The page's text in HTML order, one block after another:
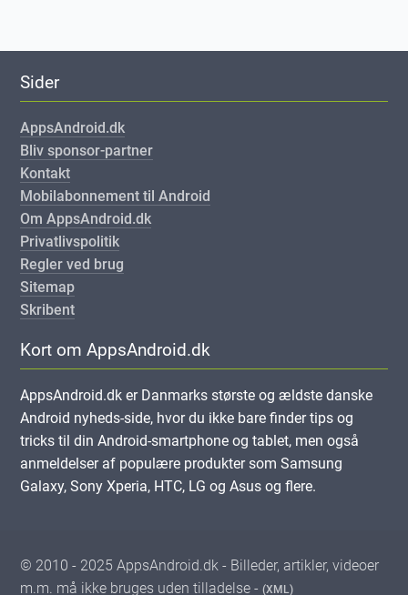
Sider
AppsAndroid.dk
Bliv sponsor-partner
Kontakt
Mobilabonnement til Android
Om AppsAndroid.dk
Privatlivspolitik
Regler ved brug
Sitemap
Skribent
Kort om AppsAndroid.dk
AppsAndroid.dk er Danmarks største og ældste danske
Android nyheds-side, hvor du ikke bare finder tips og
tricks til din Android-smartphone og tablet, men også
anmeldelser af populære produkter som Samsung
Galaxy, Sony Xperia, HTC, LG og Asus og flere.
© 2010 - 2025 AppsAndroid.dk - Billeder, artikler, videoer
m.m. må ikke bruges uden tilladelse -(XML)